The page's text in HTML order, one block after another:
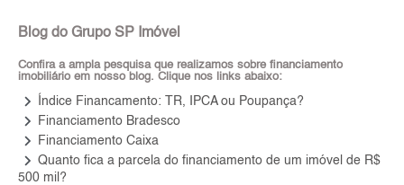
Blog do Grupo SP Imóvel
Confira a ampla pesquisa que realizamos sobre financiamento
imobiliário em nosso blog. Clique nos links abaixo:
keyboard_arrow_right Índice Financamento: TR, IPCA ou Poupança?
keyboard_arrow_right Financiamento Bradesco
keyboard_arrow_right Financiamento Caixa
keyboard_arrow_right Quanto fica a parcela do financiamento de um imóvel de R$
500 mil?